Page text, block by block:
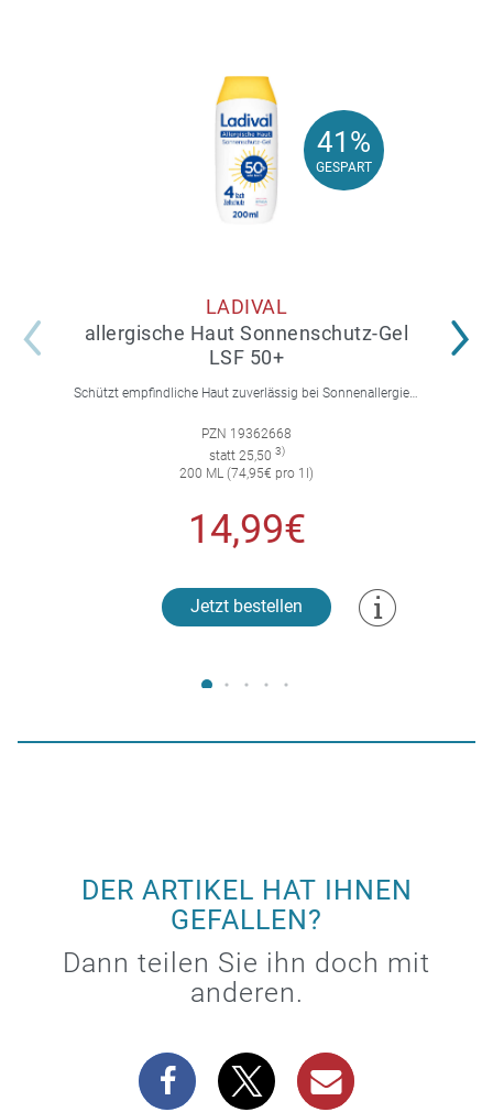
41%
GESPART
41%
GESPART
LADIVAL
allergische Haut Sonnenschutz-Gel
LSF 50+
Schützt empfindliche Haut zuverlässig bei Sonnenallergie und Mallorca-Akne. Mit 4-fach Zellschutz und einer leichten, nicht fettenden Gel-Formel.
PZN 19362668
statt 25,50 3)
200 ML (74,95€ pro 1l)
14,99€
Jetzt bestellen
DER ARTIKEL HAT IHNEN
GEFALLEN?
Dann teilen Sie ihn doch mit
anderen.